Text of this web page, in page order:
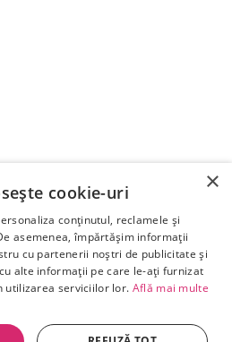
×
cookie-uri
conținutul, reclamele și
asemenea, împărtășim informații
cu partenerii noștri de publicitate și
alte informații pe care le-ați furnizat
utilizarea serviciilor lor. Află mai multe